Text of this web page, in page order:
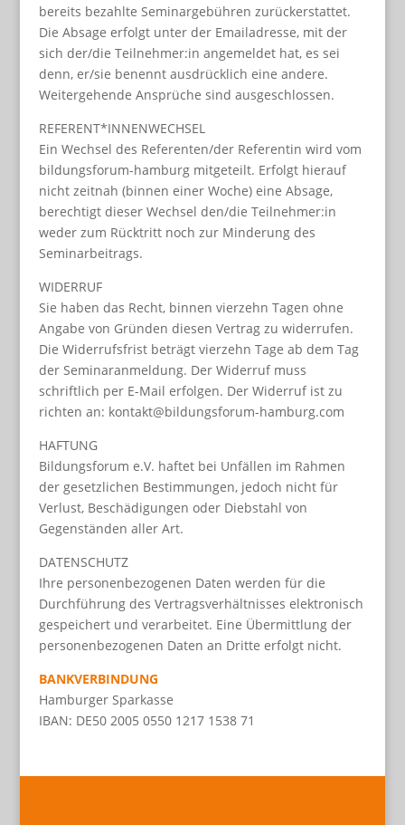
bereits bezahlte Seminargebühren zurückerstattet.
Die Absage erfolgt unter der Emailadresse, mit der
sich der/die Teilnehmer:in angemeldet hat, es sei
denn, er/sie benennt ausdrücklich eine andere.
Weitergehende Ansprüche sind ausgeschlossen.
REFERENT*INNENWECHSEL
Ein Wechsel des Referenten/der Referentin wird vom
bildungsforum-hamburg mitgeteilt. Erfolgt hierauf
nicht zeitnah (binnen einer Woche) eine Absage,
berechtigt dieser Wechsel den/die Teilnehmer:in
weder zum Rücktritt noch zur Minderung des
Seminarbeitrags.
WIDERRUF
Sie haben das Recht, binnen vierzehn Tagen ohne
Angabe von Gründen diesen Vertrag zu widerrufen.
Die Widerrufsfrist beträgt vierzehn Tage ab dem Tag
der Seminaranmeldung. Der Widerruf muss
schriftlich per E-Mail erfolgen. Der Widerruf ist zu
richten an: kontakt@bildungsforum-hamburg.com
HAFTUNG
Bildungsforum e.V. haftet bei Unfällen im Rahmen
der gesetzlichen Bestimmungen, jedoch nicht für
Verlust, Beschädigungen oder Diebstahl von
Gegenständen aller Art.
DATENSCHUTZ
Ihre personenbezogenen Daten werden für die
Durchführung des Vertragsverhältnisses elektronisch
gespeichert und verarbeitet. Eine Übermittlung der
personenbezogenen Daten an Dritte erfolgt nicht.
BANKVERBINDUNG
Hamburger Sparkasse
IBAN: DE50 2005 0550 1217 1538 71